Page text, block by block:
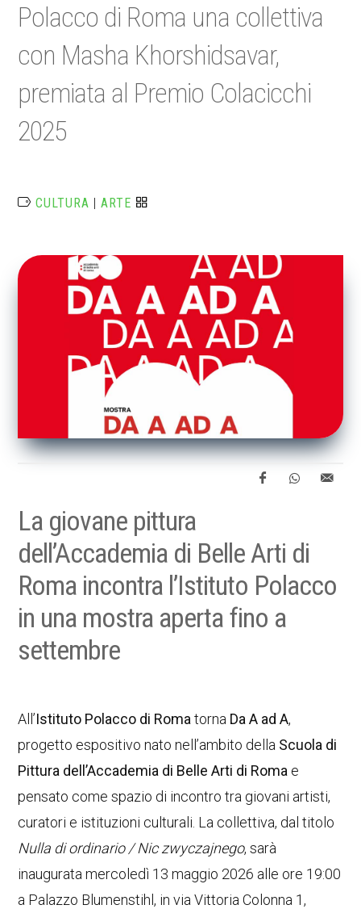
Polacco di Roma una collettiva
con Masha Khorshidsavar,
premiata al Premio Colacicchi
2025
CULTURA |ARTE
La giovane pittura
dell’Accademia di Belle Arti di
Roma incontra l’Istituto Polacco
in una mostra aperta fino a
settembre
All’Istituto Polacco di Roma torna Da A ad A,
progetto espositivo nato nell’ambito della Scuola di
Pittura dell’Accademia di Belle Arti di Roma e
pensato come spazio di incontro tra giovani artisti,
curatori e istituzioni culturali. La collettiva, dal titolo
Nulla di ordinario / Nic zwyczajnego, sarà
inaugurata mercoledì 13 maggio 2026 alle ore 19:00
a Palazzo Blumenstihl, in via Vittoria Colonna 1,